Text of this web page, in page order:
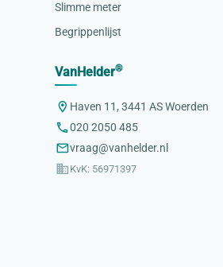
Slimme meter
Begrippenlijst
VanHelder®
Haven 11, 3441 AS Woerden
020 2050 485
vraag@vanhelder.nl
KvK: 56971397